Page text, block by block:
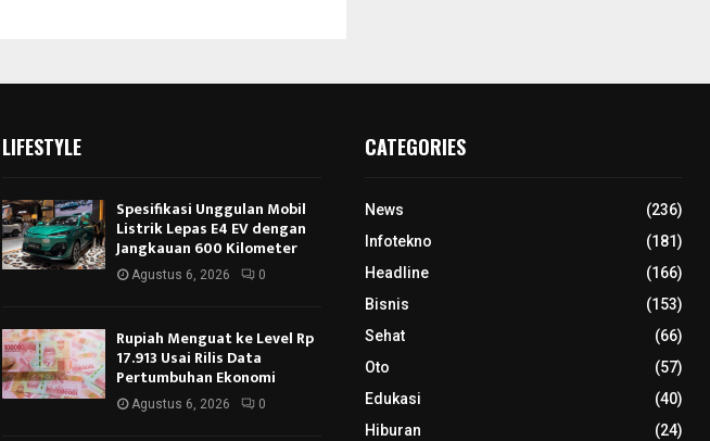
LIFESTYLE
Spesifikasi Unggulan Mobil
Listrik Lepas E4 EV dengan
Jangkauan 600 Kilometer
Agustus 6, 2026 0
Rupiah Menguat ke Level Rp
17.913 Usai Rilis Data
Pertumbuhan Ekonomi
Agustus 6, 2026 0
CATEGORIES
News
(236)
Infotekno
(181)
Headline
(166)
Bisnis
(153)
Sehat
(66)
Oto
(57)
Edukasi
(40)
Hiburan
(24)